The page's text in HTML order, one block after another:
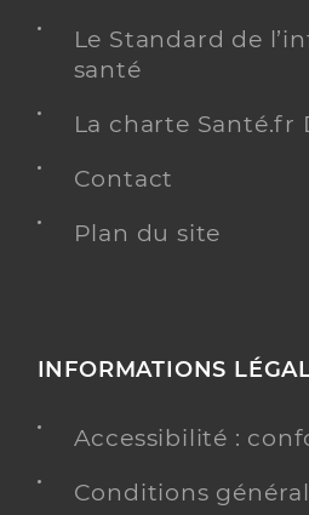
Le Standard de
santé
La charte Santé.fr
Contact
Plan du site
INFORMATIONS
Accessibilité :
Conditions